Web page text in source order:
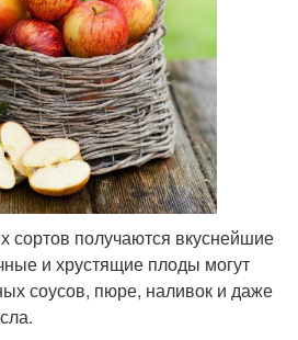
сортов получаются вкуснейшие
и хрустящие плоды могут
соусов, пюре, наливок и даже